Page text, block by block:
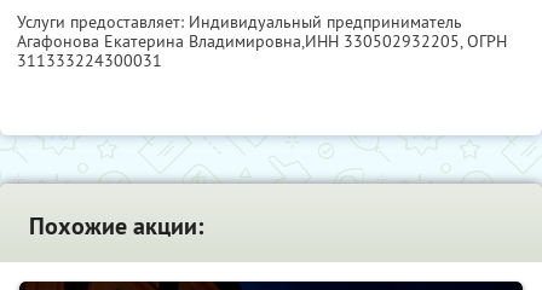
Услуги предоставляет: Индивидуальный предприниматель
Агафонова Екатерина Владимировна,ИНН 330502932205, ОГРН
311333224300031
Похожие акции: